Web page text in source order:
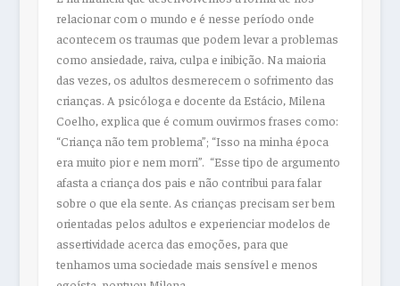
relacionar com o mundo e é nesse período onde
acontecem os traumas que podem levar a problemas
como ansiedade, raiva, culpa e inibição. Na maioria
das vezes, os adultos desmerecem o sofrimento das
crianças. A psicóloga e docente da Estácio, Milena
Coelho, explica que é comum ouvirmos frases como:
“Criança não tem problema”; “Isso na minha época
era muito pior e nem morri”. “Esse tipo de argumento
afasta a criança dos pais e não contribui para falar
sobre o que ela sente. As crianças precisam ser bem
orientadas pelos adultos e experienciar modelos de
assertividade acerca das emoções, para que
tenhamos uma sociedade mais sensível e menos